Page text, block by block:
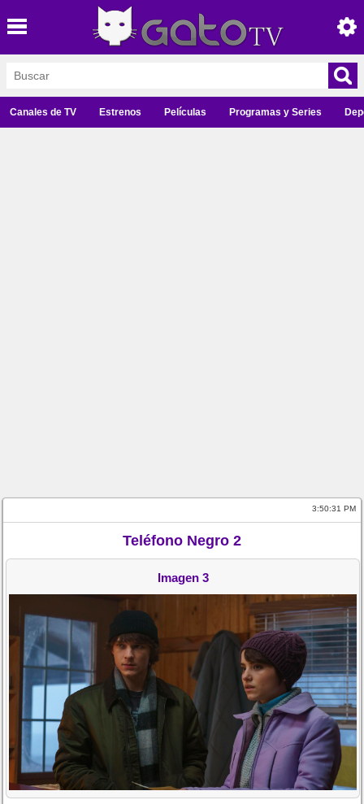
Canales de TV Estrenos Películas Programas y Series
3:50:32 PM
Teléfono Negro 2
Imagen 3